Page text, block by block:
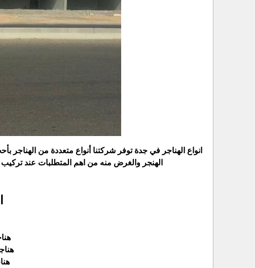
انواع الهناجر في جدة توفر شركتنا أنواع متعددة من الهناجر
الهنجر والغرض منه من اهم المتطلبات عند تركيب